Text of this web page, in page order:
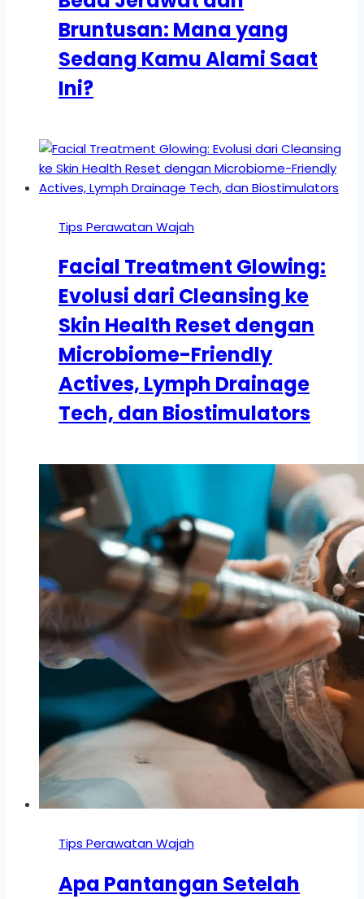
Bruntusan: Mana yang
Sedang Kamu Alami Saat
Ini?
Tips Perawatan Wajah
Facial Treatment Glowing:
Evolusi dari Cleansing ke
Skin Health Reset dengan
Microbiome-Friendly
Actives, Lymph Drainage
Tech, dan Biostimulators
Tips Perawatan Wajah
Apa Pantangan Setelah